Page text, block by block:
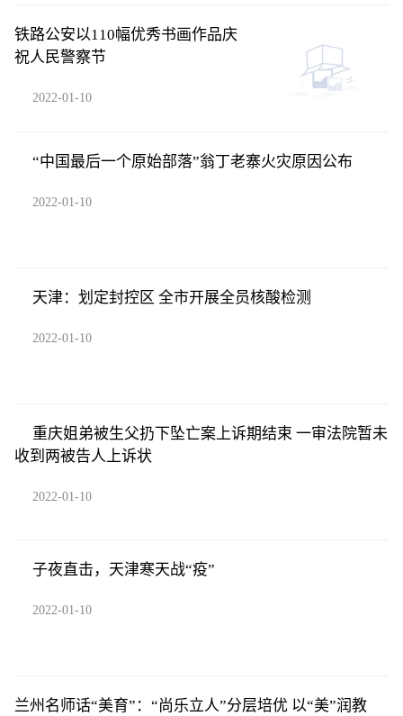
铁路公安以110幅优秀书画作品庆
祝人民警察节
2022-01-10
“中国最后一个原始部落”翁丁老寨火灾原因公布
2022-01-10
天津：划定封控区 全市开展全员核酸检测
2022-01-10
重庆姐弟被生父扔下坠亡案上诉期结束 一审法院暂未
收到两被告人上诉状
2022-01-10
子夜直击，天津寒天战“疫”
2022-01-10
兰州名师话“美育”：“尚乐立人”分层培优 以“美”润教